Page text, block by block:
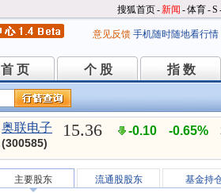
搜狐首页-新闻 -体育-S
意见反馈 手机随时随地看行情
首 页
首 页 个 股
个 股 指 数
指 数
奥联电子
(300585)
15.36 -0.10 -0.65%
主要股东 流通股股东 基金持